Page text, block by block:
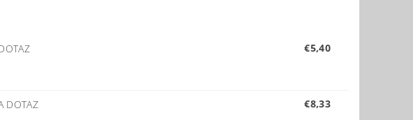
€5,40
DOTAZ €8,33